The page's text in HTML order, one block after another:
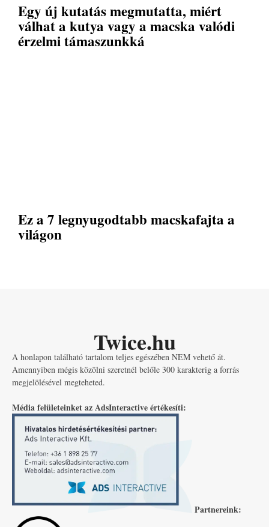
Egy új kutatás megmutatta, miért
válhat a kutya vagy a macska valódi
érzelmi támaszunkká
Ez a 7 legnyugodtabb macskafajta a
világon
Twice.hu
A honlapon található tartalom teljes egészében NEM vehető át.
Amennyiben mégis közölni szeretnél belőle 300 karakterig a forrás
megjelölésével megteheted.
Média felületeinket az AdsInteractive értékesíti:
Partnereink: